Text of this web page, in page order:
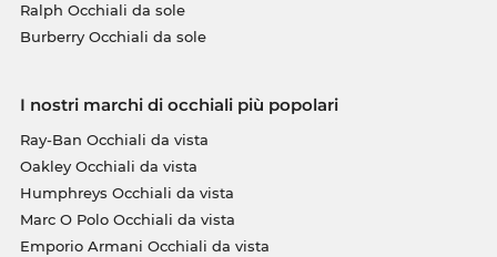
Ralph Occhiali da sole
Burberry Occhiali da sole
I nostri marchi di occhiali più popolari
Ray-Ban Occhiali da vista
Oakley Occhiali da vista
Humphreys Occhiali da vista
Marc O Polo Occhiali da vista
Emporio Armani Occhiali da vista